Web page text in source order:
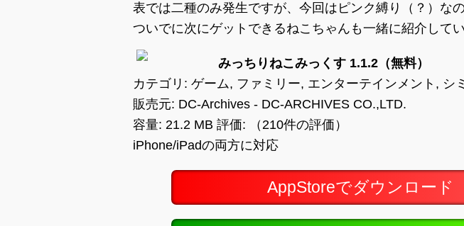
表では二種のみ発生ですが、今回はピンク縛り（？）な
ついでに次にゲットできるねこちゃんも一緒に紹介して
みっちりねこみっくす 1.1.2（無料）
カテゴリ: ゲーム, ファミリー, エンターテインメント, シ
販売元: DC-Archives - DC-ARCHIVES CO.,LTD.
容量: 21.2 MB 評価: （210件の評価）
iPhone/iPadの両方に対応
AppStoreでダウンロード